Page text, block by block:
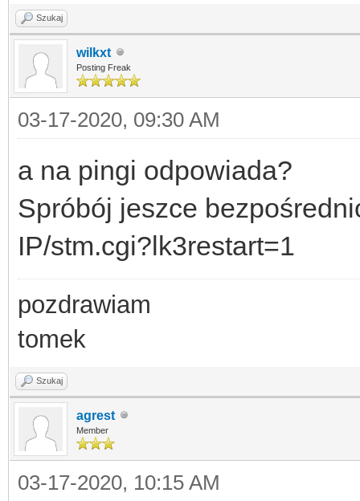
Szukaj
wilkxt
Posting Freak
03-17-2020, 09:30 AM
a na pingi odpowiada?
Spróbój jeszce
IP/stm.cgi?lk3restart=1
pozdrawiam
tomek
Szukaj
agrest
Member
03-17-2020, 10:15 AM